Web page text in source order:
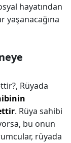
hayatından
yaşanacağına
Rüyada
. Rüya sahibi
bu onun
rüyada